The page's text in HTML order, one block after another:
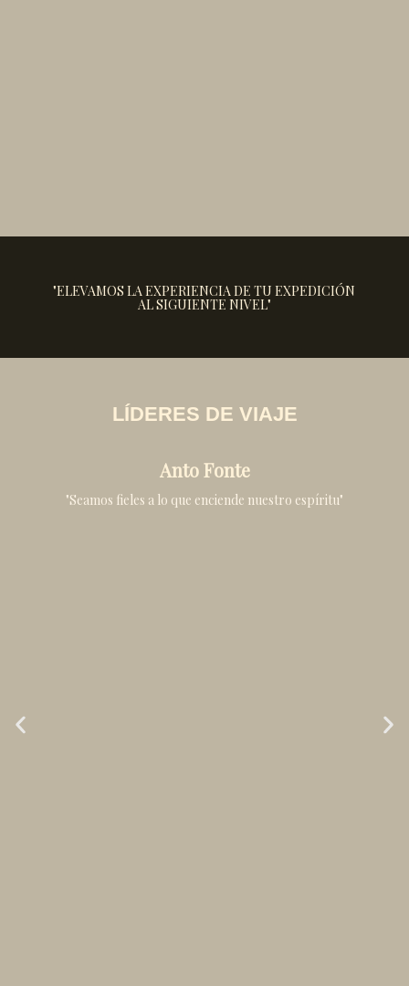
"ELEVAMOS LA EXPERIENCIA DE TU EXPEDICIÓN
AL SIGUIENTE NIVEL"
LÍDERES DE VIAJE
Anto Fonte
"Seamos fieles a lo que enciende nuestro espíritu"